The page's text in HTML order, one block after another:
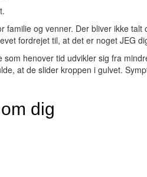
og venner. Der bliver ikke
fordrejet til, at det er noget
henover tid udvikler sig fra
at de slider kroppen i gulvet.
dig